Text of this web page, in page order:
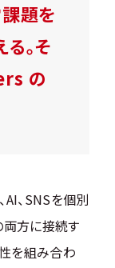
題を
。そ
の
AI、SNSを個別
両方に接続す
を組み合わ